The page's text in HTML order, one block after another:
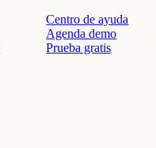
Centro de ayuda
Agenda demo
Prueba gratis